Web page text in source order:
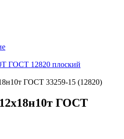
ГОСТ 12820 плоский
ГОСТ 33259-15 (12820)
ГОСТ